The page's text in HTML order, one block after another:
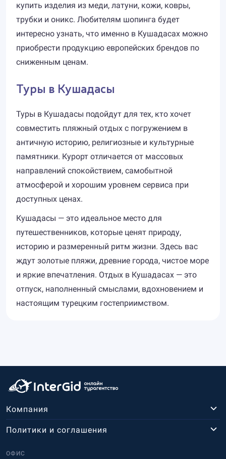
купить изделия из меди, латуни, кожи, ковры,
трубки и оникс. Любителям шопинга будет
интересно узнать, что именно в Кушадасах можно
приобрести продукцию европейских брендов по
сниженным ценам.
Туры в Кушадасы
Туры в Кушадасы подойдут для тех, кто хочет
совместить пляжный отдых с погружением в
античную историю, религиозные и культурные
памятники. Курорт отличается от массовых
направлений спокойствием, самобытной
атмосферой и хорошим уровнем сервиса при
доступных ценах.
Кушадасы — это идеальное место для
путешественников, которые ценят природу,
историю и размеренный ритм жизни. Здесь вас
ждут золотые пляжи, древние города, чистое море
и яркие впечатления. Отдых в Кушадасах — это
отпуск, наполненный смыслами, вдохновением и
настоящим турецким гостеприимством.
Компания
ОФИС
Политики и соглашения